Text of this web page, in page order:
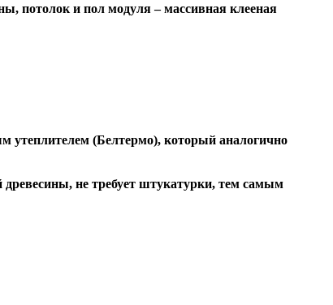
потолок и пол модуля – массивная клееная
утеплителем (Белтермо), который аналогично
древесины, не требует штукатурки, тем самым